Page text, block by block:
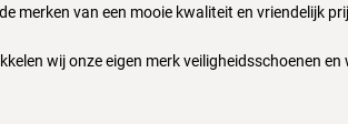
merken van een mooie kwaliteit en vriendelijk
wij onze eigen merk veiligheidsschoenen en